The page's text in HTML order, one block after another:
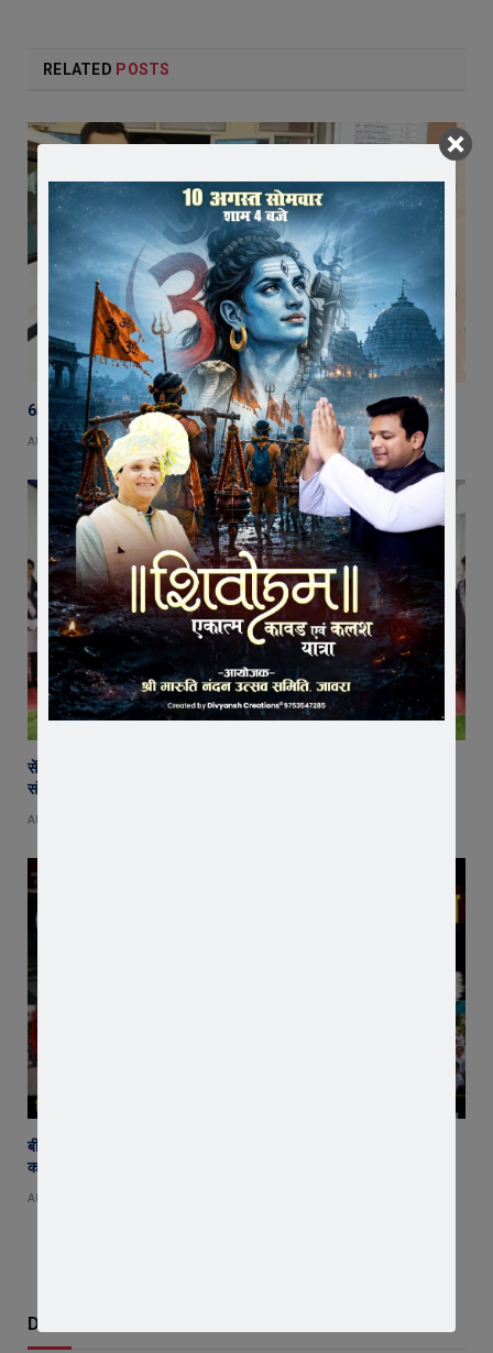
RELATED POSTS
65 हजार रुपए भाड़ा न देने का आरोप, ट्रक चालक ने एसडीएम को सौंपा ज्ञापन
AUGUST 5, 2026
सेंट पॉल्स कॉन्वेंट स्कूल में छात्र परिषद का शपथ ग्रहण समारोह गरिमामय माहौल में
संपन्न
AUGUST 5, 2026
बीमा कंपनी के खिलाफ किसानों का विस्फोट ! जावरा में वाहनों की रैली, एसडीएम
कार्यालय का घेराव, ‘घोड़ारोज मारने की अनुमति दो’ की उठी मांग
AUGUST 4, 2026
Don't Miss